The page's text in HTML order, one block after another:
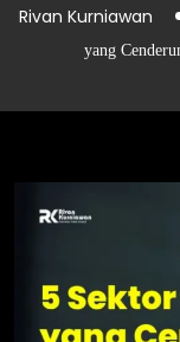
Rivan Kurniawan
yang